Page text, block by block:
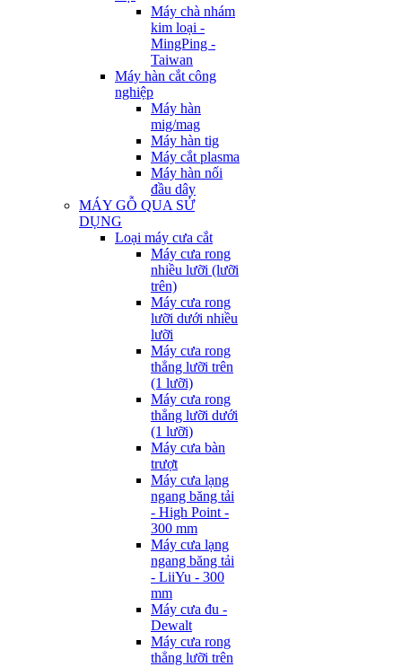
Máy chà nhám
kim loại -
MingPing -
Taiwan
Máy hàn cắt công
nghiệp
Máy hàn
mig/mag
Máy hàn tig
Máy cắt plasma
Máy hàn nối
đầu dây
MÁY GỖ QUA SỬ
DỤNG
Loại máy cưa cắt
Máy cưa rong
nhiều lưỡi (lưỡi
trên)
Máy cưa rong
lưỡi dưới nhiều
lưỡi
Máy cưa rong
thẳng lưỡi trên
(1 lưỡi)
Máy cưa rong
thẳng lưỡi dưới
(1 lưỡi)
Máy cưa bàn
trượt
Máy cưa lạng
ngang băng tải
- High Point -
300 mm
Máy cưa lạng
ngang băng tải
- LiiYu - 300
mm
Máy cưa đu -
Dewalt
Máy cưa rong
thẳng lưỡi trên